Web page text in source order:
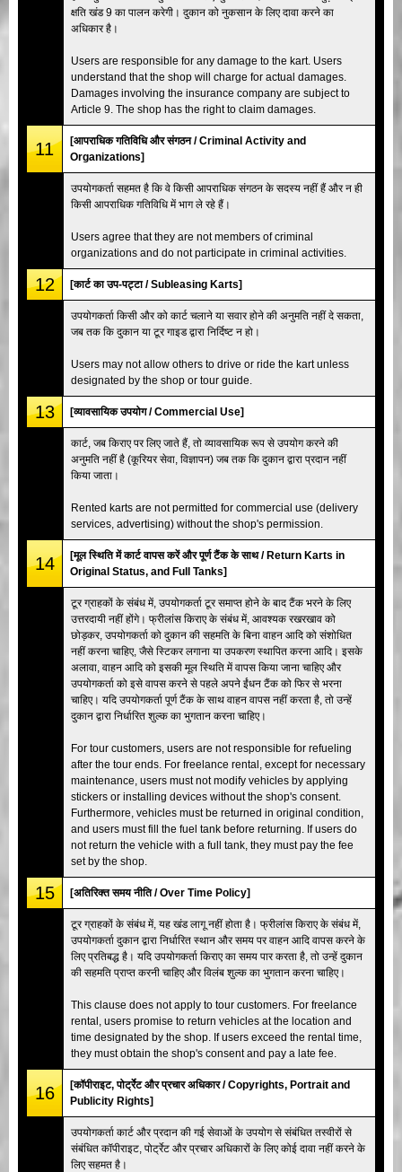
क्षति खंड 9 का पालन करेगी। दुकान को नुकसान के लिए दावा करने का
अधिकार है।
Users are responsible for any damage to the kart. Users
understand that the shop will charge for actual damages.
Damages involving the insurance company are subject to
Article 9. The shop has the right to claim damages.
11
[आपराधिक गतिविधि और संगठन / Criminal Activity and
Organizations]
उपयोगकर्ता सहमत है कि वे किसी आपराधिक संगठन के सदस्य नहीं हैं और न ही
किसी आपराधिक गतिविधि में भाग ले रहे हैं।
Users agree that they are not members of criminal
organizations and do not participate in criminal activities.
12 [कार्ट का उप-पट्टा / Subleasing Karts]
उपयोगकर्ता किसी और को कार्ट चलाने या सवार होने की अनुमति नहीं दे सकता,
जब तक कि दुकान या टूर गाइड द्वारा निर्दिष्ट न हो।
Users may not allow others to drive or ride the kart unless
designated by the shop or tour guide.
13 [व्यावसायिक उपयोग / Commercial Use]
कार्ट, जब किराए पर लिए जाते हैं, तो व्यावसायिक रूप से उपयोग करने की
अनुमति नहीं है (कूरियर सेवा, विज्ञापन) जब तक कि दुकान द्वारा प्रदान नहीं
किया जाता।
Rented karts are not permitted for commercial use (delivery
services, advertising) without the shop's permission.
14
[मूल स्थिति में कार्ट वापस करें और पूर्ण टैंक के साथ / Return Karts in
Original Status, and Full Tanks]
टूर ग्राहकों के संबंध में, उपयोगकर्ता टूर समाप्त होने के बाद टैंक भरने के लिए
उत्तरदायी नहीं होंगे। फ्रीलांस किराए के संबंध में, आवश्यक रखरखाव को
छोड़कर, उपयोगकर्ता को दुकान की सहमति के बिना वाहन आदि को संशोधित
नहीं करना चाहिए, जैसे स्टिकर लगाना या उपकरण स्थापित करना आदि। इसके
अलावा, वाहन आदि को इसकी मूल स्थिति में वापस किया जाना चाहिए और
उपयोगकर्ता को इसे वापस करने से पहले अपने ईंधन टैंक को फिर से भरना
चाहिए। यदि उपयोगकर्ता पूर्ण टैंक के साथ वाहन वापस नहीं करता है, तो उन्हें
दुकान द्वारा निर्धारित शुल्क का भुगतान करना चाहिए।
For tour customers, users are not responsible for refueling
after the tour ends. For freelance rental, except for necessary
maintenance, users must not modify vehicles by applying
stickers or installing devices without the shop's consent.
Furthermore, vehicles must be returned in original condition,
and users must fill the fuel tank before returning. If users do
not return the vehicle with a full tank, they must pay the fee
set by the shop.
15 [अतिरिक्त समय नीति / Over Time Policy]
टूर ग्राहकों के संबंध में, यह खंड लागू नहीं होता है। फ्रीलांस किराए के संबंध में,
उपयोगकर्ता दुकान द्वारा निर्धारित स्थान और समय पर वाहन आदि वापस करने के
लिए प्रतिबद्ध है। यदि उपयोगकर्ता किराए का समय पार करता है, तो उन्हें दुकान
की सहमति प्राप्त करनी चाहिए और विलंब शुल्क का भुगतान करना चाहिए।
This clause does not apply to tour customers. For freelance
rental, users promise to return vehicles at the location and
time designated by the shop. If users exceed the rental time,
they must obtain the shop's consent and pay a late fee.
16
[कॉपीराइट, पोर्ट्रेट और प्रचार अधिकार / Copyrights, Portrait and
Publicity Rights]
उपयोगकर्ता कार्ट और प्रदान की गई सेवाओं के उपयोग से संबंधित तस्वीरों से
संबंधित कॉपीराइट, पोर्ट्रेट और प्रचार अधिकारों के लिए कोई दावा नहीं करने के
लिए सहमत है।